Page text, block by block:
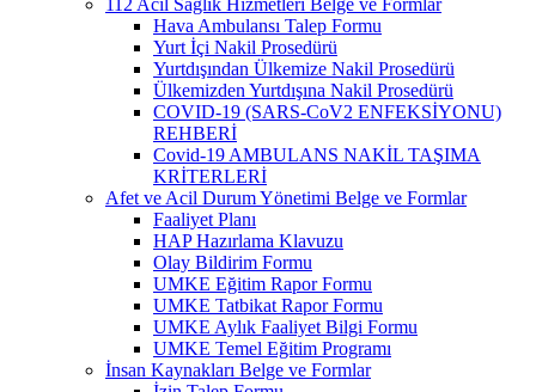
112 Acil Sağlık Hizmetleri Belge ve Formlar
Hava Ambulansı Talep Formu
Yurt İçi Nakil Prosedürü
Yurtdışından Ülkemize Nakil Prosedürü
Ülkemizden Yurtdışına Nakil Prosedürü
COVID-19 (SARS-CoV2 ENFEKSİYONU)
REHBERİ
Covid-19 AMBULANS NAKİL TAŞIMA
KRİTERLERİ
Afet ve Acil Durum Yönetimi Belge ve Formlar
Faaliyet Planı
HAP Hazırlama Klavuzu
Olay Bildirim Formu
UMKE Eğitim Rapor Formu
UMKE Tatbikat Rapor Formu
UMKE Aylık Faaliyet Bilgi Formu
UMKE Temel Eğitim Programı
İnsan Kaynakları Belge ve Formlar